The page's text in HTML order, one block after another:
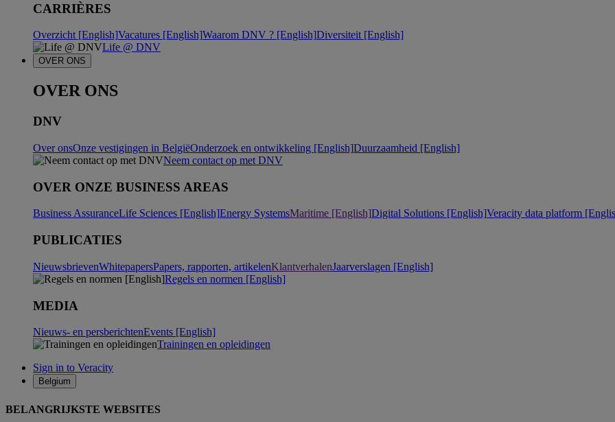
CARRIÈRES
Overzicht [English]Vacatures [English]Waarom DNV ? [English]Diversiteit [English]
Life @ DNV
OVER ONS
OVER ONS
DNV
Over onsOnze vestigingen in BelgiëOnderzoek en ontwikkeling [English]Duurzaamheid [English]
Neem contact op met DNV
OVER ONZE BUSINESS AREAS
Business AssuranceLife Sciences [English]Energy SystemsMaritime [English]Digital Solutions [English]Veracity data platform
PUBLICATIES
NieuwsbrievenWhitepapersPapers, rapporten, artikelenKlantverhalenJaarverslagen [English]
Regels en normen [English]
MEDIA
Nieuws- en persberichtenEvents [English]
Trainingen en opleidingen
Sign in to Veracity
Belgium
BELANGRIJKSTE WEBSITES